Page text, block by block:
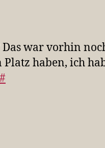
war vorhin
Platz haben, ich
#